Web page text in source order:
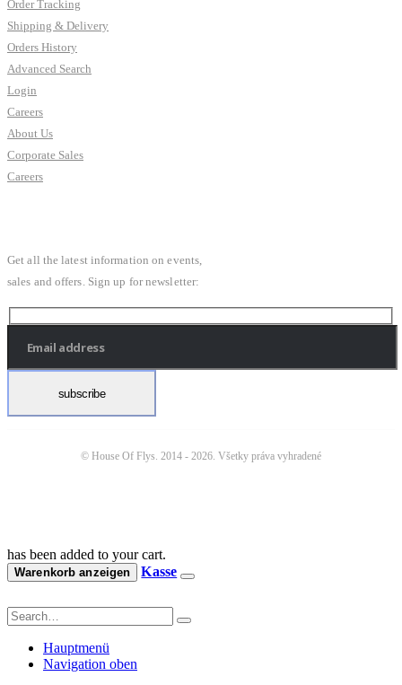
Order Tracking
Shipping & Delivery
Orders History
Advanced Search
Login
Careers
About Us
Corporate Sales
Careers
Get all the latest information on events,
sales and offers. Sign up for newsletter:
© House Of Flys. 2014 - 2026. Všetky práva vyhradené
has been added to your cart.
Warenkorb anzeigen Kasse
Hauptmenü
Navigation oben